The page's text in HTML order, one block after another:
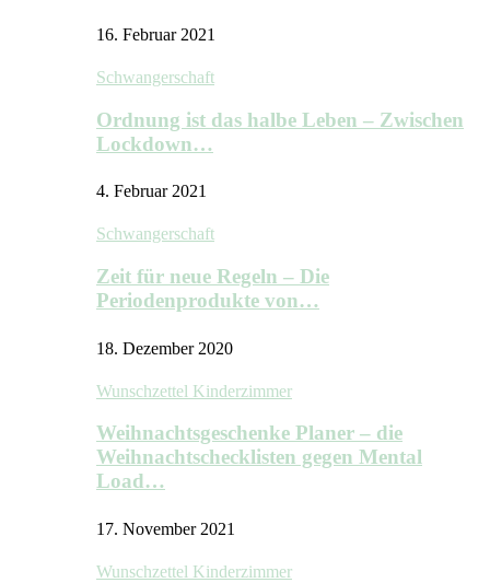
16. Februar 2021
Schwangerschaft
Ordnung ist das halbe Leben – Zwischen
Lockdown…
4. Februar 2021
Schwangerschaft
Zeit für neue Regeln – Die
Periodenprodukte von…
18. Dezember 2020
Wunschzettel Kinderzimmer
Weihnachtsgeschenke Planer – die
Weihnachtschecklisten gegen Mental
Load…
17. November 2021
Wunschzettel Kinderzimmer